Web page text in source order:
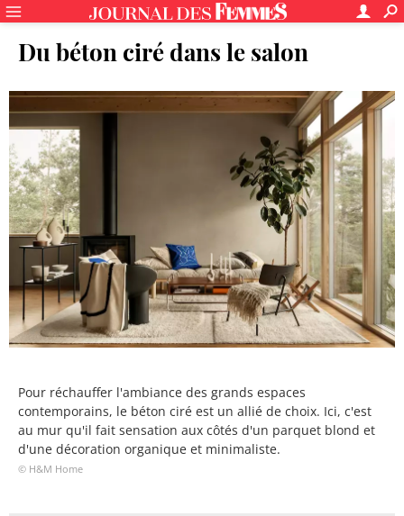
Du béton ciré dans le salon
Pour réchauffer l'ambiance des grands espaces
contemporains, le béton ciré est un allié de choix. Ici, c'est
au mur qu'il fait sensation aux côtés d'un parquet blond et
d'une décoration organique et minimaliste.
© H&M Home